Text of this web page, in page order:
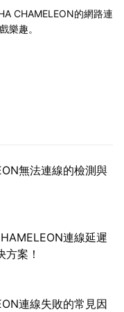
CHAMELEON的網路連
樂趣。
無法連線的檢測與
連線延遲
案！
連線失敗的常見因